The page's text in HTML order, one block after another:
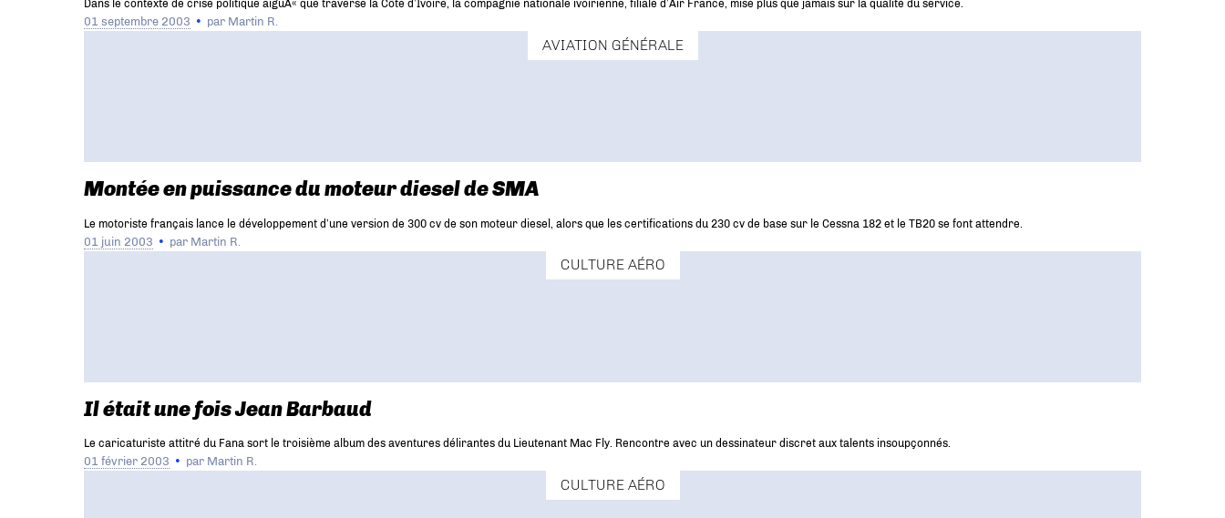
Dans le contexte de crise politique aiguÃ« que traverse la Côte d’Ivoire, la compagnie nationale ivoirienne, filiale d’Air France, mise plus que jamais sur la qualité du service.
01 septembre 2003 par Martin R.
AVIATION GÉNÉRALE
Montée en puissance du moteur diesel de SMA
Le motoriste français lance le développement d’une version de 300 cv de son moteur diesel, alors que les certifications du 230 cv de base sur le Cessna 182 et le TB20 se font attendre.
01 juin 2003 par Martin R.
CULTURE AÉRO
Il était une fois Jean Barbaud
Le caricaturiste attitré du Fana sort le troisième album des aventures délirantes du Lieutenant Mac Fly. Rencontre avec un dessinateur discret aux talents insoupçonnés.
01 février 2003 par Martin R.
CULTURE AÉRO